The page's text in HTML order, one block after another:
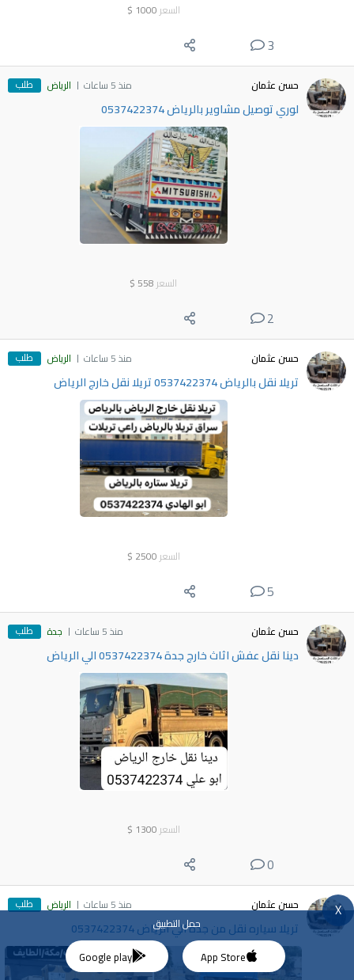
السعر 1000
$
3
حسن عثمان منذ 5 ساعات الرياض طلب
لوري توصيل مشاوير بالرياض 0537422374
السعر 558
$
2
حسن عثمان منذ 5 ساعات الرياض طلب
تريلا نقل بالرياض 0537422374 تريلا نقل خارج الرياض
السعر 2500
$
5
حسن عثمان منذ 5 ساعات جدة طلب
دينا نقل عفش اثاث خارج جدة 0537422374 الي الرياض
السعر 1300
$
0
حسن عثمان منذ 5 ساعات الرياض طلب
تريلا سياره نقل من جدة الي الرياض 0537422374
X
حمل التطبيق
App Store
Google play